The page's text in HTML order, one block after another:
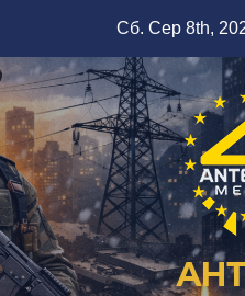
вмісту
Сб. Сер 8th,